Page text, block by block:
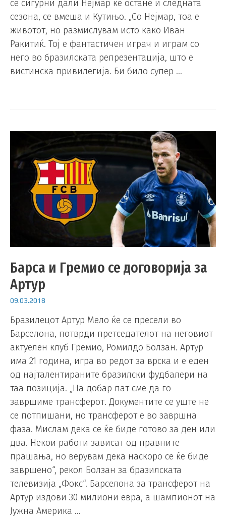
се сигурни дали Нејмар ќе остане и следната
сезона, се вмеша и Кутињо. „Со Нејмар, тоа е
животот, но размислувам исто како Иван
Ракитиќ. Тој е фантастичен играч и играм со
него во бразилската репрезентација, што е
вистинска привилегија. Би било супер …
Барса и Гремио се договорија за
Артур
09.03.2018
Бразилецот Артур Мело ќе се пресели во
Барселона, потврди претседателот на неговиот
актуелен клуб Гремио, Ромилдо Болзан. Артур
има 21 година, игра во редот за врска и е еден
од најталентираните бразилски фудбалери на
таа позиција. „На добар пат сме да го
завршиме трансферот. Документите се уште не
се потпишани, но трансферот е во завршна
фаза. Мислам дека се ќе биде готово за ден или
два. Некои работи зависат од правните
прашања, но верувам дека наскоро се ќе биде
завршено“, рекол Болзан за бразилската
телевизија „Фокс“. Барселона за трансферот на
Артур издови 30 милиони евра, а шампионот на
Јужна Америка …